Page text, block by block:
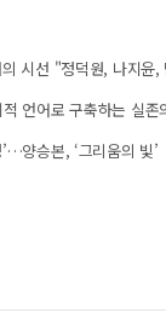
시선 "정덕원, 나지윤
언어로 구축하는 실존
양승본, ‘그리움의 빛’